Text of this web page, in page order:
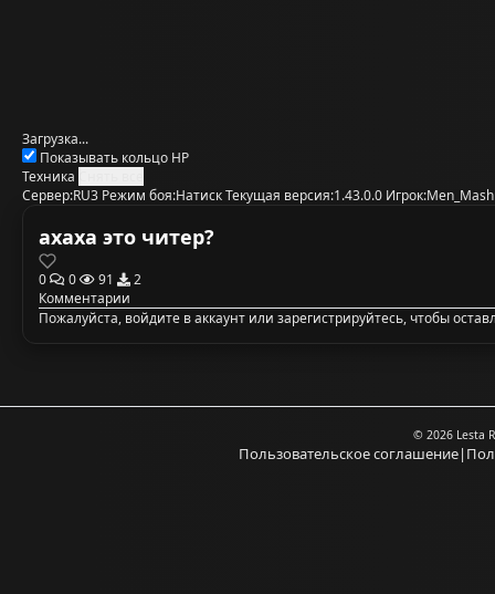
Загрузка...
Показывать кольцо HP
Техника
Сервер:RU3 Режим боя:НатискТекущая версия:1.43.0.0 Игрок:
ахаха это читер?
0 0 91
2
Комментарии
Пожалуйста, войдите в аккаунт или зарегистрируйтесь, чтобы
© 2026 Lesta
Пользовательское соглашение|